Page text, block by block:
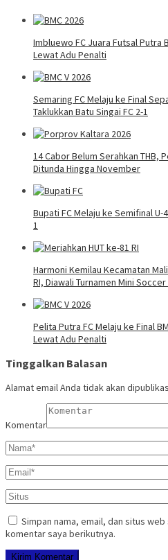
Imbluewo FC Juara Futsal Putra
Lewat Adu Penalti
Semaring FC Melaju ke Final
Taklukkan Batu Singai FC 2-1
14 Cabor Belum Serahkan THB,
Ditunda Hingga November
Bupati FC Melaju ke Semifinal U-
1
Harmoni Kemilau Kecamatan
RI, Diawali Turnamen Mini
Pelita Putra FC Melaju ke Final
Lewat Adu Penalti
Tinggalkan Balasan
Alamat email Anda tidak akan
Komentar
Simpan nama, email, dan situs
komentar saya berikutnya.